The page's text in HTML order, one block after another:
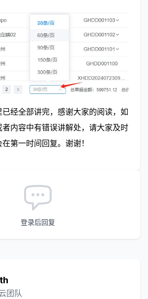
经全部讲完，感谢大家的阅读，如
内容中有错误讲解处，请大家及时
第一时间回复。谢谢！
登录后回复
团队